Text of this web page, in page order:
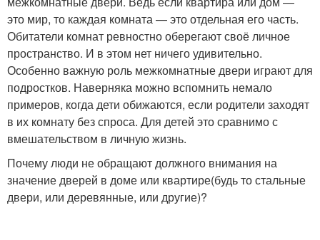
это мир, то каждая комната — это отдельная его часть.
Обитатели комнат ревностно оберегают своё личное
пространство. И в этом нет ничего удивительно.
Особенно важную роль межкомнатные двери играют для
подростков. Наверняка можно вспомнить немало
примеров, когда дети обижаются, если родители заходят
в их комнату без спроса. Для детей это сравнимо с
вмешательством в личную жизнь.
Почему люди не обращают должного внимания на
значение дверей в доме или квартире(будь то стальные
двери, или деревянные, или другие)?